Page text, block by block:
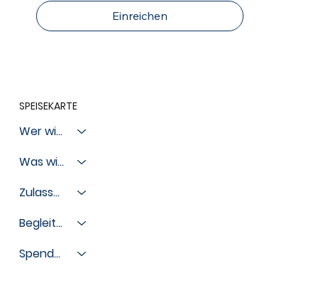
Einreichen
SPEISEKARTE
Wer wir sind
Was wir tun
Zulassungen
Begleiten Sie uns
Spenden